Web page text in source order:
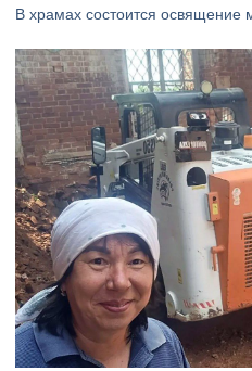
В храмах состоится освящение